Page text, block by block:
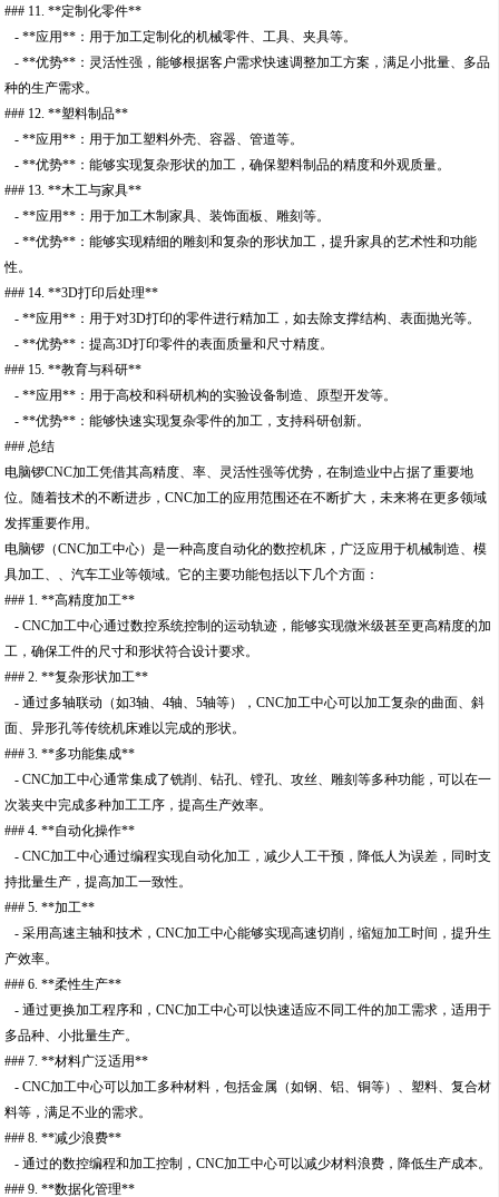
### 11. **定制化零件**
- **应用**：用于加工定制化的机械零件、工具、夹具等。
- **优势**：灵活性强，能够根据客户需求快速调整加工方案，满足小批量、多品
种的生产需求。
### 12. **塑料制品**
- **应用**：用于加工塑料外壳、容器、管道等。
- **优势**：能够实现复杂形状的加工，确保塑料制品的精度和外观质量。
### 13. **木工与家具**
- **应用**：用于加工木制家具、装饰面板、雕刻等。
- **优势**：能够实现精细的雕刻和复杂的形状加工，提升家具的艺术性和功能
性。
### 14. **3D打印后处理**
- **应用**：用于对3D打印的零件进行精加工，如去除支撑结构、表面抛光等。
- **优势**：提高3D打印零件的表面质量和尺寸精度。
### 15. **教育与科研**
- **应用**：用于高校和科研机构的实验设备制造、原型开发等。
- **优势**：能够快速实现复杂零件的加工，支持科研创新。
### 总结
电脑锣CNC加工凭借其高精度、率、灵活性强等优势，在制造业中占据了重要地
位。随着技术的不断进步，CNC加工的应用范围还在不断扩大，未来将在更多领域
发挥重要作用。
电脑锣（CNC加工中心）是一种高度自动化的数控机床，广泛应用于机械制造、模
具加工、、汽车工业等领域。它的主要功能包括以下几个方面：
### 1. **高精度加工**
- CNC加工中心通过数控系统控制的运动轨迹，能够实现微米级甚至更高精度的加
工，确保工件的尺寸和形状符合设计要求。
### 2. **复杂形状加工**
- 通过多轴联动（如3轴、4轴、5轴等），CNC加工中心可以加工复杂的曲面、斜
面、异形孔等传统机床难以完成的形状。
### 3. **多功能集成**
- CNC加工中心通常集成了铣削、钻孔、镗孔、攻丝、雕刻等多种功能，可以在一
次装夹中完成多种加工工序，提高生产效率。
### 4. **自动化操作**
- CNC加工中心通过编程实现自动化加工，减少人工干预，降低人为误差，同时支
持批量生产，提高加工一致性。
### 5. **加工**
- 采用高速主轴和技术，CNC加工中心能够实现高速切削，缩短加工时间，提升生
产效率。
### 6. **柔性生产**
- 通过更换加工程序和，CNC加工中心可以快速适应不同工件的加工需求，适用于
多品种、小批量生产。
### 7. **材料广泛适用**
- CNC加工中心可以加工多种材料，包括金属（如钢、铝、铜等）、塑料、复合材
料等，满足不业的需求。
### 8. **减少浪费**
- 通过的数控编程和加工控制，CNC加工中心可以减少材料浪费，降低生产成本。
### 9. **数据化管理**